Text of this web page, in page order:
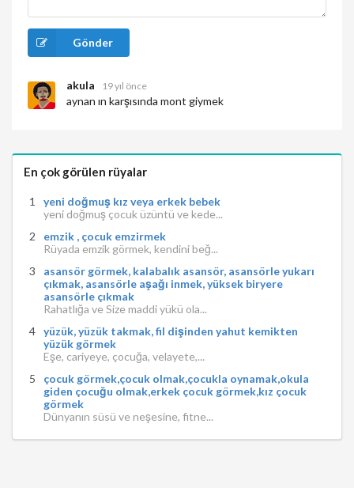
Gönder
akula 19 yıl önce
aynan ın karşısında mont giymek
En çok görülen rüyalar
yeni doğmuş kız veya erkek bebek
yeni doğmuş çocuk üzüntü ve kede...
emzik , çocuk emzirmek
Rüyada emzik görmek, kendini beğ...
asansör görmek, kalabalık asansör, asansörle yukarı
çıkmak, asansörle aşağı inmek, yüksek biryere
asansörle çıkmak
Rahatlığa ve Size maddi yükü ola...
yüzük, yüzük takmak, fil dişinden yahut kemikten
yüzük görmek
Eşe, cariyeye, çocuğa, velayete,...
çocuk görmek,çocuk olmak,çocukla oynamak,okula
giden çocuğu olmak,erkek çocuk görmek,kız çocuk
görmek
Dünyanın süsü ve neşesine, fitne...